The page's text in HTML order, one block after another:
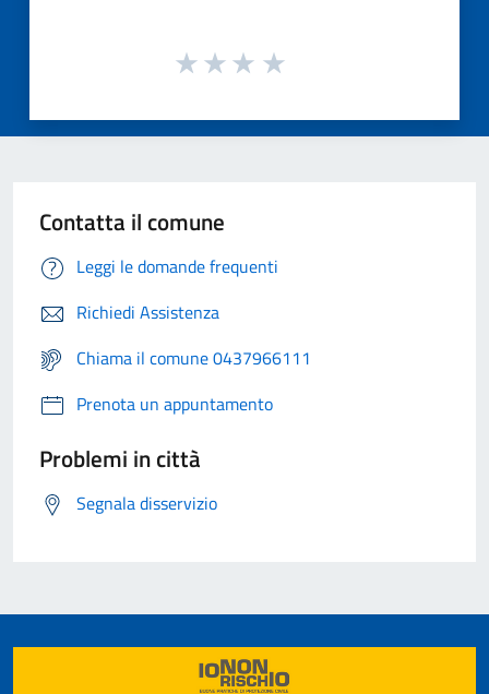
Contatta il comune
Leggi le domande frequenti
Richiedi Assistenza
Chiama il comune 0437966111
Prenota un appuntamento
Problemi in città
Segnala disservizio